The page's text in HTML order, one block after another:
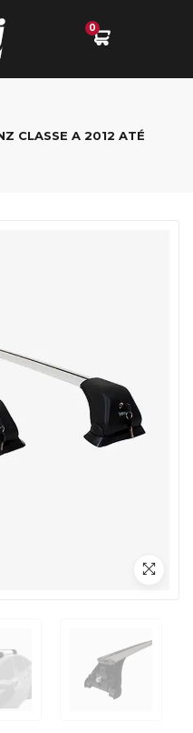
0
CLASSE A 2012 ATÉ